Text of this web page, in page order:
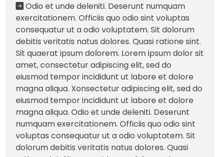
Odio et unde deleniti. Deserunt numquam
exercitationem. Officiis quo odio sint voluptas
consequatur ut a odio voluptatem. Sit dolorum
debitis veritatis natus dolores. Quasi ratione sint.
Sit quaerat ipsum dolorem. Lorem ipsum dolor sit
amet, consectetur adipiscing elit, sed do
eiusmod tempor incididunt ut labore et dolore
magna aliqua. Xonsectetur adipiscing elit, sed do
eiusmod tempor incididunt ut labore et dolore
magna aliqua. Odio et unde deleniti. Deserunt
numquam exercitationem. Officiis quo odio sint
voluptas consequatur ut a odio voluptatem. Sit
dolorum debitis veritatis natus dolores. Quasi